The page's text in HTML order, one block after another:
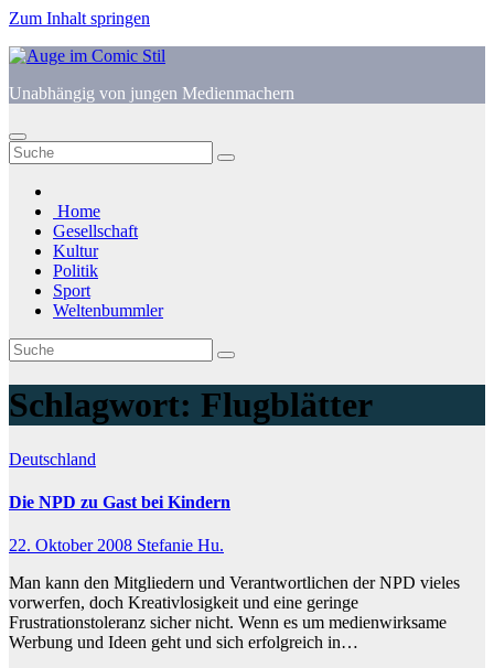
Zum Inhalt springen
Unabhängig von jungen Medienmachern
Home
Gesellschaft
Kultur
Politik
Sport
Weltenbummler
Schlagwort: Flugblätter
Deutschland
Die NPD zu Gast bei Kindern
22. Oktober 2008 Stefanie Hu.
Man kann den Mitgliedern und Verantwortlichen der NPD vieles
vorwerfen, doch Kreativlosigkeit und eine geringe
Frustrationstoleranz sicher nicht. Wenn es um medienwirksame
Werbung und Ideen geht und sich erfolgreich in…